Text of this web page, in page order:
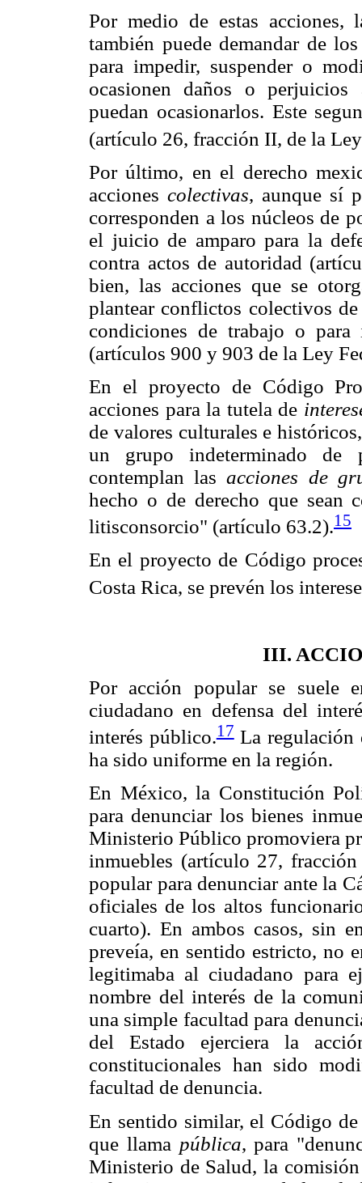
Por medio de estas acciones,
también puede demandar de
para impedir, suspender o
ocasionen daños o perjuicios
puedan ocasionarlos. Este
(artículo 26, fracción II, de la
Por último, en el derecho
accionescolectivas, aunque sí
corresponden a los núcleos de
el juicio de amparo para la
contra actos de autoridad
bien, las acciones que se
plantear conflictos colectivos
condiciones de trabajo o para
(artículos 900 y 903 de la Ley
En el proyecto de Código
acciones para la tutela de
de valores culturales e
un grupo indeterminado de
contemplan lasacciones de
hecho o de derecho que sean
litisconsorcio" (artículo 63.2).15
En el proyecto de Código
Costa Rica, se prevén los
III.
Por acción popular se suele
ciudadano en defensa del
interés público.17La regulación
ha sido uniforme en la región.
En México, la Constitución
para denunciar los bienes
Ministerio Público promoviera
inmuebles (artículo 27,
popular para denunciar ante la
oficiales de los altos
cuarto). En ambos casos, sin
preveía, en sentido estricto, no
legitimaba al ciudadano para
nombre del interés de la
una simple facultad para
del Estado ejerciera la
constitucionales han sido
facultad de denuncia.
En sentido similar, el Código
que llama pública, para
Ministerio de Salud, la